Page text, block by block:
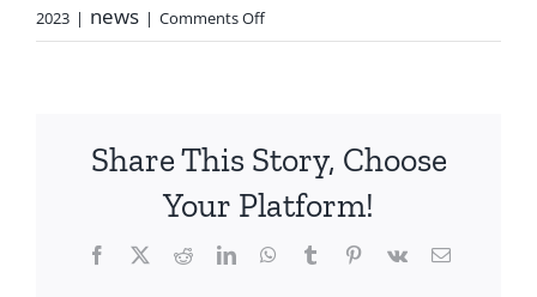
2023 | news | Comments Off
Share This Story, Choose
Your Platform!